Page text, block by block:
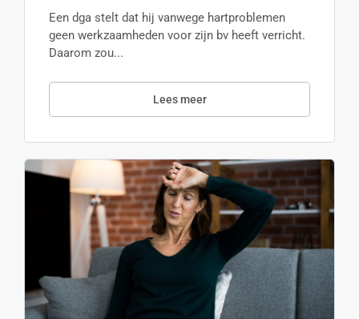
Een dga stelt dat hij vanwege hartproblemen
geen werkzaamheden voor zijn bv heeft verricht.
Daarom zou...
Lees meer